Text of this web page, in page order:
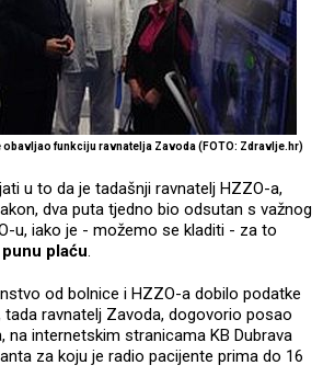
obavljao funkcijuravnatelja Zavoda(FOTO: Zdravlje.hr)
u to da je tadašnji ravnatelj HZZO-a,
dva puta tjedno bio odsutan s važnog
u, iako je - možemo se kladiti - za to
plaću.
od bolnice i HZZO-a dobilo podatke
tada ravnatelj Zavoda, dogovorio posao
na internetskim stranicama KB Dubrava
za koju je radio pacijente prima do 16